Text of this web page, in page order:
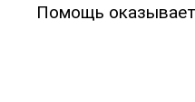
Помощь